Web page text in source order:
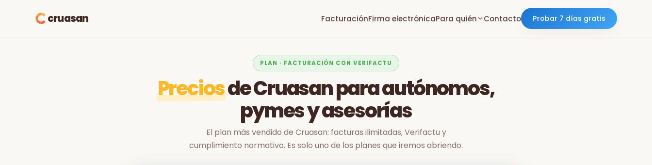
cruasan FacturaciónFirma electrónicaPara quién Contacto Probar 7 días gratis
PLAN · FACTURACIÓN CON VERIFACTU
Preciosde Cruasan para autónomos,
pymes y asesorías
El plan más vendido de Cruasan: facturas ilimitadas, Verifactu y
cumplimiento normativo. Es solo uno de los planes que iremos abriendo.